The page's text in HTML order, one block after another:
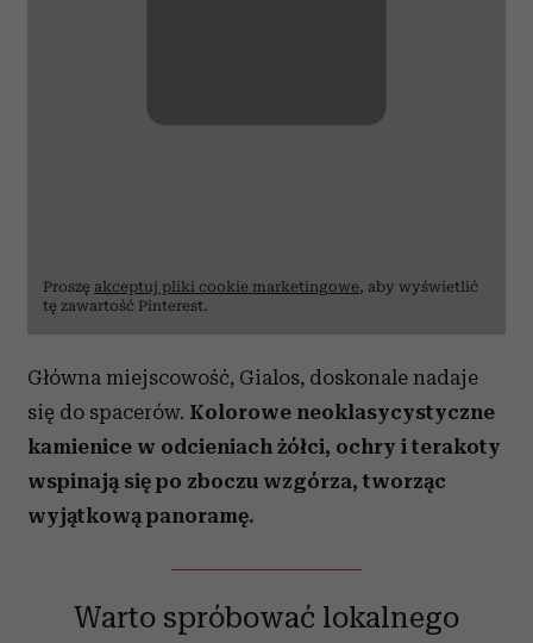
Proszę akceptuj pliki cookie marketingowe, aby wyświetlić
tę zawartość Pinterest.
Główna miejscowość, Gialos, doskonale nadaje
się do spacerów. Kolorowe neoklasycystyczne
kamienice w odcieniach żółci, ochry i terakoty
wspinają się po zboczu wzgórza, tworząc
wyjątkową panoramę.
Warto spróbować lokalnego